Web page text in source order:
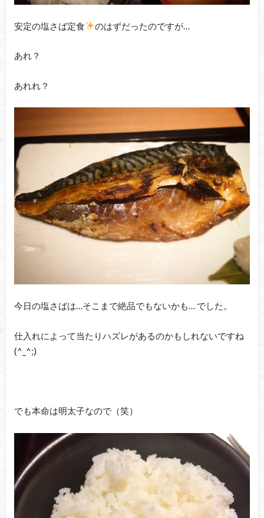
安定の塩さば定食 のはずだったのですが…
あれ？
あれれ？
今日の塩さばは…そこまで絶品でもないかも… でした。
仕入れによって当たりハズレがあるのかもしれないですね
(^_^;)
でも本命は明太子なので（笑）